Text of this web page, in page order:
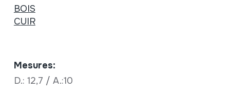
BOIS
CUIR
Mesures:
D.: 12,7 / A.:10